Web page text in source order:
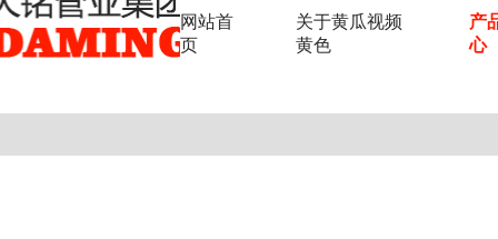
网站首
页
关于黄瓜视频
黄色
产
心